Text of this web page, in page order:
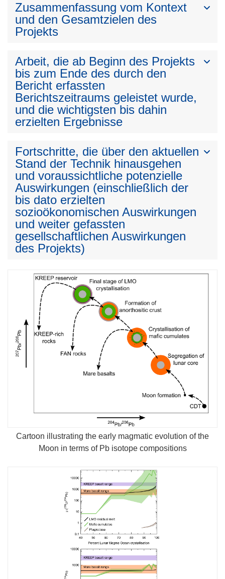
Zusammenfassung vom Kontext
und den Gesamtzielen des
Projekts
Arbeit, die ab Beginn des Projekts
bis zum Ende des durch den
Bericht erfassten
Berichtszeitraums geleistet wurde,
und die wichtigsten bis dahin
erzielten Ergebnisse
Fortschritte, die über den aktuellen
Stand der Technik hinausgehen
und voraussichtliche potenzielle
Auswirkungen (einschließlich der
bis dato erzielten
sozioökonomischen Auswirkungen
und weiter gefassten
gesellschaftlichen Auswirkungen
des Projekts)
Cartoon illustrating the early magmatic evolution of the
Moon in terms of Pb isotope compositions